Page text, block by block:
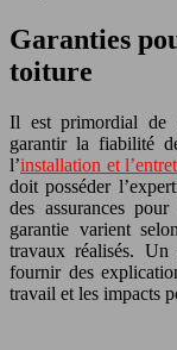
Garanties
toiture
Il est primordial de
garantir la fiabilité
l’installation et
doit posséder
des assurances
garantie varient
travaux réalisés. Un
fournir des
travail et les impacts